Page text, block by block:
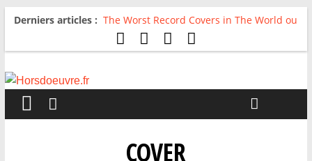
Derniers articles : The Worst Record Covers in The World ou
Comment rire du pire
Avril 2026 : C’est dans les vieux pots
For The First Time, Again : Tyler Ballgame
COVER